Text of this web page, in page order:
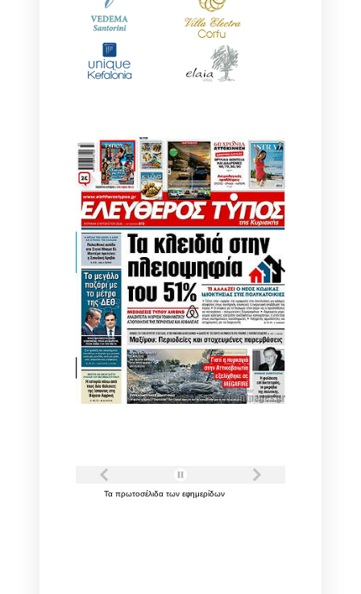
Τα πρωτοσέλιδα των εφημερίδων